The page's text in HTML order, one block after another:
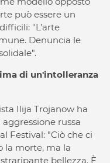
può essere un
"L’arte
Denuncia le
di un'intolleranza
Ilija Trojanow ha
russa
Festival: "Ciò che ci
la morte, ma la
bellezza. È